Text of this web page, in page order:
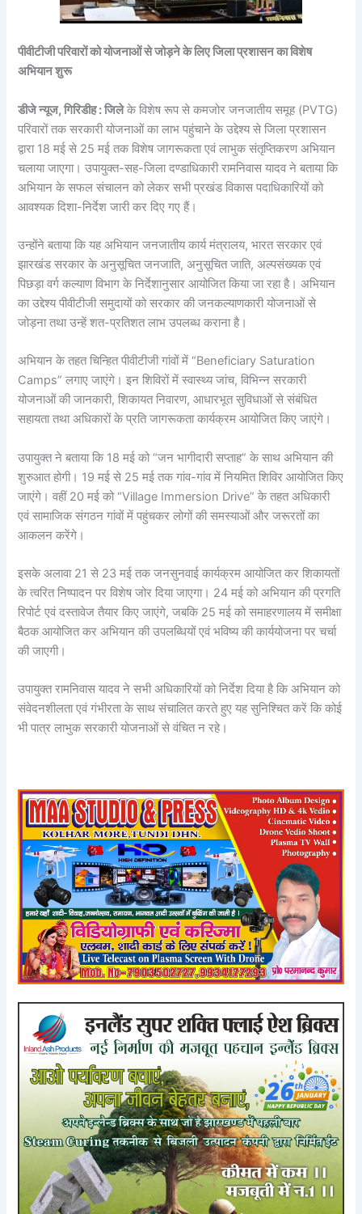
पीवीटीजी परिवारों को योजनाओं से जोड़ने के लिए जिला प्रशासन का विशेष
अभियान शुरू
डीजे न्यूज, गिरिडीह : जिलेके विशेष रूप से कमजोर जनजातीय समूह (PVTG)
परिवारों तक सरकारी योजनाओं का लाभ पहुंचाने के उद्देश्य से जिला प्रशासन
द्वारा 18 मई से 25 मई तक विशेष जागरूकता एवं लाभुक संतृप्तिकरण अभियान
चलाया जाएगा। उपायुक्त-सह-जिला दण्डाधिकारी रामनिवास यादव ने बताया कि
अभियान के सफल संचालन को लेकर सभी प्रखंड विकास पदाधिकारियों को
आवश्यक दिशा-निर्देश जारी कर दिए गए हैं।
उन्होंने बताया कि यह अभियान जनजातीय कार्य मंत्रालय, भारत सरकार एवं
झारखंड सरकार के अनुसूचित जनजाति, अनुसूचित जाति, अल्पसंख्यक एवं
पिछड़ा वर्ग कल्याण विभाग के निर्देशानुसार आयोजित किया जा रहा है। अभियान
का उद्देश्य पीवीटीजी समुदायों को सरकार की जनकल्याणकारी योजनाओं से
जोड़ना तथा उन्हें शत-प्रतिशत लाभ उपलब्ध कराना है।
अभियान के तहत चिन्हित पीवीटीजी गांवों में “Beneficiary Saturation
Camps” लगाए जाएंगे। इन शिविरों में स्वास्थ्य जांच, विभिन्न सरकारी
योजनाओं की जानकारी, शिकायत निवारण, आधारभूत सुविधाओं से संबंधित
सहायता तथा अधिकारों के प्रति जागरूकता कार्यक्रम आयोजित किए जाएंगे।
उपायुक्त ने बताया कि 18 मई को “जन भागीदारी सप्ताह” के साथ अभियान की
शुरुआत होगी। 19 मई से 25 मई तक गांव-गांव में नियमित शिविर आयोजित किए
जाएंगे। वहीं 20 मई को “Village Immersion Drive” के तहत अधिकारी
एवं सामाजिक संगठन गांवों में पहुंचकर लोगों की समस्याओं और जरूरतों का
आकलन करेंगे।
इसके अलावा 21 से 23 मई तक जनसुनवाई कार्यक्रम आयोजित कर शिकायतों
के त्वरित निष्पादन पर विशेष जोर दिया जाएगा। 24 मई को अभियान की प्रगति
रिपोर्ट एवं दस्तावेज तैयार किए जाएंगे, जबकि 25 मई को समाहरणालय में समीक्षा
बैठक आयोजित कर अभियान की उपलब्धियों एवं भविष्य की कार्ययोजना पर चर्चा
की जाएगी।
उपायुक्त रामनिवास यादव ने सभी अधिकारियों को निर्देश दिया है कि अभियान को
संवेदनशीलता एवं गंभीरता के साथ संचालित करते हुए यह सुनिश्चित करें कि कोई
भी पात्र लाभुक सरकारी योजनाओं से वंचित न रहे।